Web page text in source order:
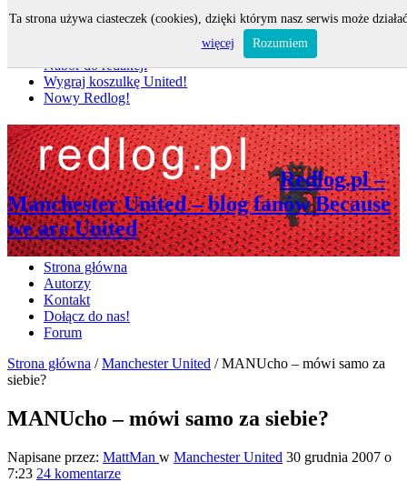
Nabór do redakcji
Wygraj koszulkę United!
Nowy Redlog!
Redlog.pl –
Manchester United – blog fanów Because
we are United
Strona główna
Autorzy
Kontakt
Dołącz do nas!
Forum
Strona główna /Manchester United /MANUcho – mówi samo za
siebie?
MANUcho – mówi samo za siebie?
Napisane przez: MattMan w Manchester United 30 grudnia 2007 o
7:23 24 komentarze
Ta strona używa ciasteczek (cookies), dzięki którym nasz serwis może
więcej
Rozumiem